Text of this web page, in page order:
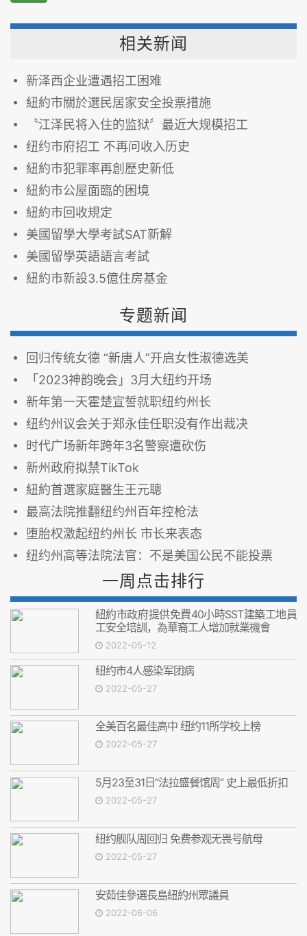
相关新闻
新泽西企业遭遇招工困难
紐約市關於選民居家安全投票措施
〝江泽民将入住的监狱〞最近大规模招工
纽约市府招工 不再问收入历史
紐約市犯罪率再創歷史新低
紐約市公屋面臨的困境
紐約市回收規定
美國留學大學考試SAT新解
美國留學英語語言考試
紐約市新設3.5億住房基金
专题新闻
回归传统女德 “新唐人”开启女性淑德选美
「2023神韵晚会」3月大纽约开场
新年第一天霍楚宣誓就职纽约州长
纽约州议会关于郑永佳任职没有作出裁决
时代广场新年跨年3名警察遭砍伤
新州政府拟禁TikTok
紐約首選家庭醫生王元聰
最高法院推翻纽约州百年控枪法
堕胎权激起纽约州长 市长来表态
纽约州高等法院法官：不是美国公民不能投票
一周点击排行
紐約市政府提供免費40小時SST建築工地員
工安全培訓，為華裔工人增加就業機會
2022-05-12
纽约市4人感染军团病
2022-05-27
全美百名最佳高中 纽约11所学校上榜
2022-05-27
5月23至31日“法拉盛餐馆周” 史上最低折扣
2022-05-27
纽约舰队周回归 免费参观无畏号航母
2022-05-27
安茹佳參選長島紐約州眾議員
2022-06-06